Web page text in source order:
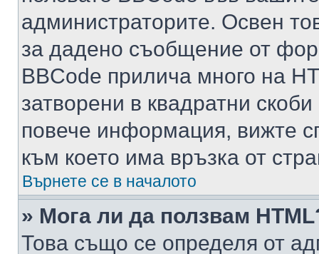
администраторите. Освен
за дадено съобщение от
BBCode прилича много на
затворени в квадратни
повече информация, вижте
към което има връзка от
Върнете се в началото
» Мога ли да ползвам
Това също се определя от